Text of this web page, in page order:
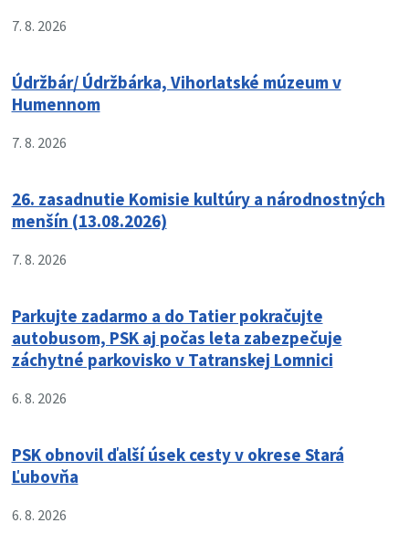
7. 8. 2026
Údržbár/ Údržbárka, Vihorlatské múzeum v
Humennom
7. 8. 2026
26. zasadnutie Komisie kultúry a národnostných
menšín (13.08.2026)
7. 8. 2026
Parkujte zadarmo a do Tatier pokračujte
autobusom, PSK aj počas leta zabezpečuje
záchytné parkovisko v Tatranskej Lomnici
6. 8. 2026
PSK obnovil ďalší úsek cesty v okrese Stará
Ľubovňa
6. 8. 2026